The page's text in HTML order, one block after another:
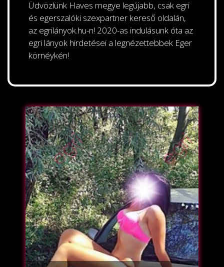
Üdvözlünk Haves megye legújabb, csak egri
és egerszalóki szexpartner kereső oldalán,
az egrilányok.hu-n! 2020-as indulásunk óta az
egri lányok hirdetései a legnézettebbek Eger
körnéykén!